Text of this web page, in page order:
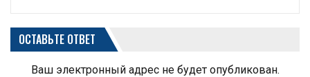
ОСТАВЬТЕ ОТВЕТ
Ваш электронный адрес не будет опубликован.